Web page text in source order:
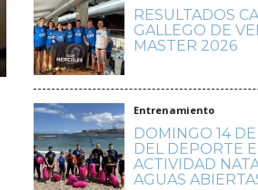
RESULTADOS
GALLEGO DE
MASTER 2026
Entrenamiento
DOMINGO 14
DEL DEPORTE
ACTIVIDAD
AGUAS